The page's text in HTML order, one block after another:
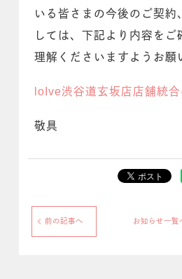
いる皆さまの今後のご契約
しては、下記より内容を
理解くださいますようお願
loIve渋谷道玄坂店店舗統
敬具
前の記事へ お知らせ一覧